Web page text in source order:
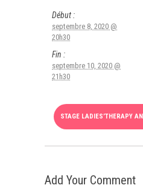
Début :
septembre 8, 2020 @
20h30
Fin :
septembre 10, 2020 @
21h30
STAGE LADIES’THERAPY
Add Your Comment